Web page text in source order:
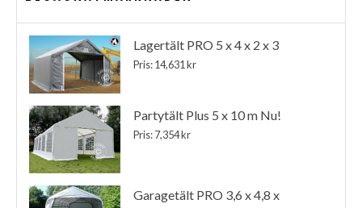
Lagertält PRO 5 x 4 x 2 x 3
Pris: 14,631 kr
Partytält Plus 5 x 10 m Nu!
Pris: 7,354 kr
Garagetält PRO 3,6 x 4,8 x